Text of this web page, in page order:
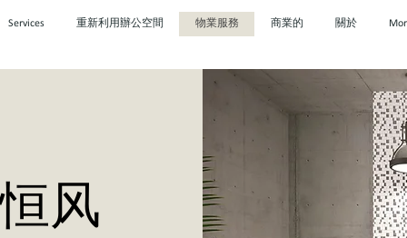
Services 重新利用辦公空間 物業服務 商業的 關於
风